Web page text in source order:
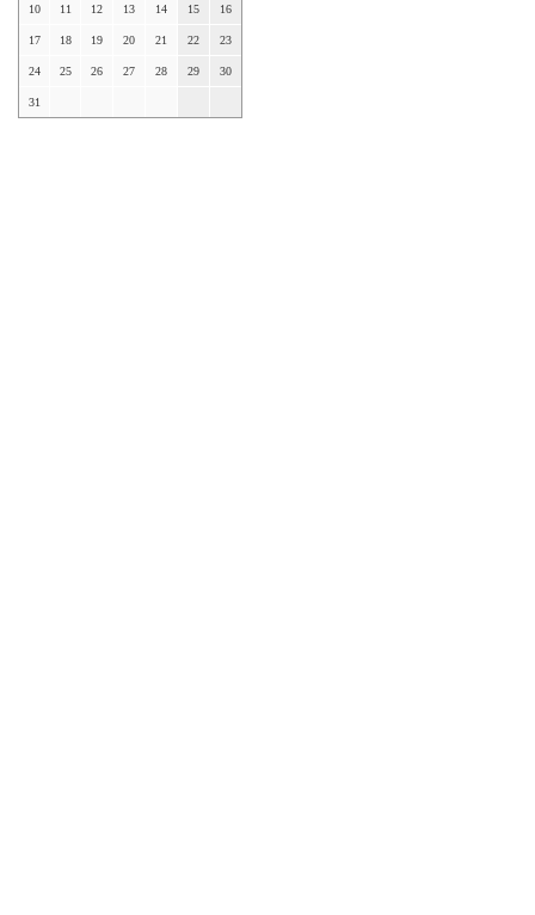
10 11 12 13 14 15 16
17 18 19 20 21 22 23
24 25 26 27 28 29 30
31